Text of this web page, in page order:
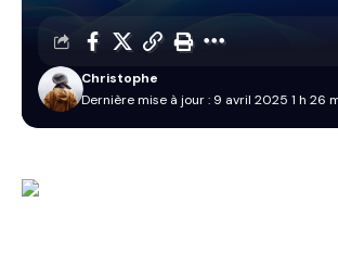
Dernière mise à jour : 9 avril 2025 1 h 26
Christophe